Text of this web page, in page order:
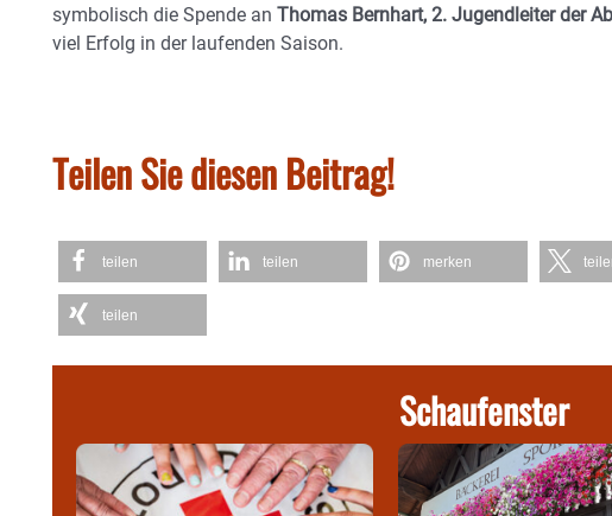
symbolisch die Spende an Thomas Bernhart, 2. Jugendleiter der
viel Erfolg in der laufenden Saison.
Teilen Sie diesen Beitrag!
teilen teilen merken
teilen
Schaufenster